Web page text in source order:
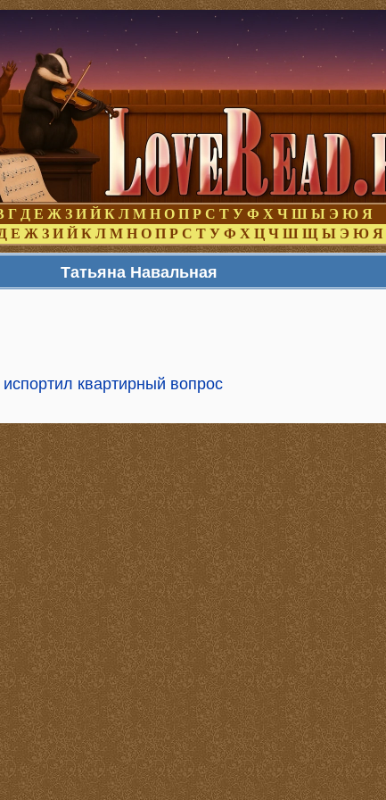
Г Д Е Ж З И Й К Л М Н О П Р С Т У Ф Х Ч Ш Ы Э Ю Я
Д Е Ж З И Й К Л М Н О П Р С Т У Ф Х Ц Ч Ш Щ Ы Э Ю Я
Татьяна Навальная
квартирный вопрос